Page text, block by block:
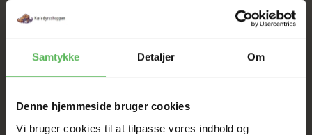
Samtykke Detaljer Om
Denne hjemmeside bruger cookies
Vi bruger cookies til at tilpasse vores indhold og
TIL D. 8 AUGUST
HELE WEBSHOPPEN ER
SAT NED